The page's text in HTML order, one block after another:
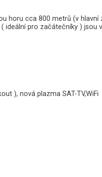
horu cca 800 metrů (v hlavní
ideální pro začátečníky ) jsou
), nová plazma SAT-TV,WiFi